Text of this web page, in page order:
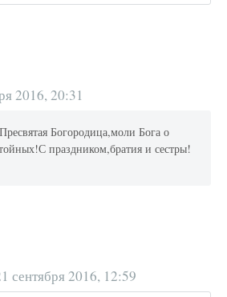
2016, 20:31
Богородица,моли Бога о
праздником,братия и сестры!
сентября 2016, 12:59